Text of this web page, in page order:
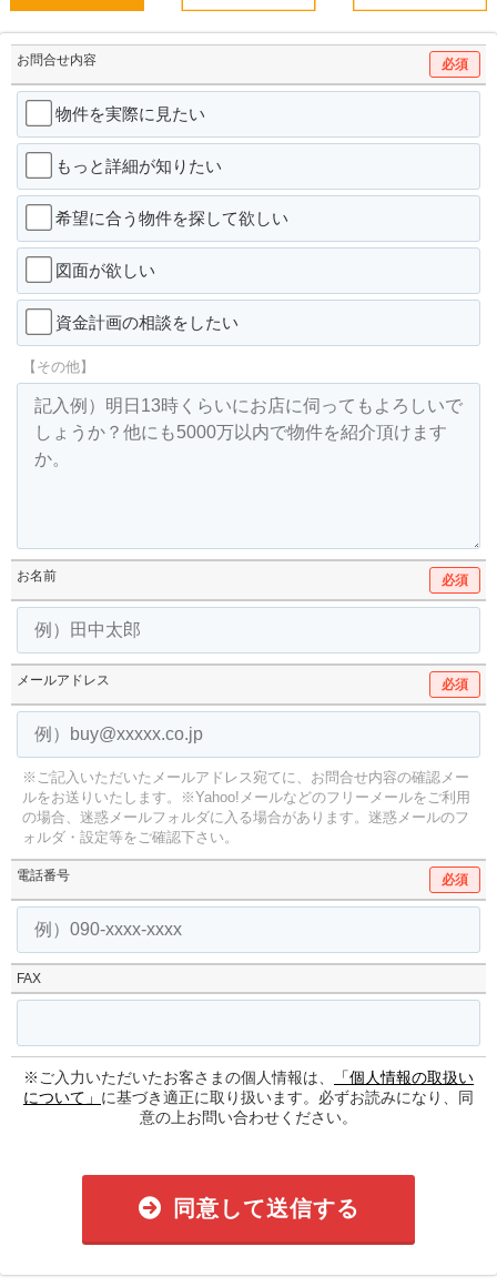
お問合せ内容 必須
物件を実際に見たい
もっと詳細が知りたい
希望に合う物件を探して欲しい
図面が欲しい
資金計画の相談をしたい
【その他】
お名前 必須
メールアドレス 必須
※ご記入いただいたメールアドレス宛てに、お問合せ内容の確認メー
ルをお送りいたします。
※Yahoo!メールなどのフリーメールをご利用
の場合、迷惑メールフォルダに入る場合があります。 迷惑メールのフ
ォルダ・設定等をご確認下さい。
電話番号 必須
FAX
※ご入力いただいたお客さまの個人情報は、
「個人情報の取扱い
について」 に基づき適正に取り扱います。必ずお読みになり、同
意の上お問い合わせください。
同意して送信する